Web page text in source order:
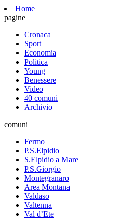
Home
pagine
Cronaca
Sport
Economia
Politica
Young
Benessere
Video
40 comuni
Archivio
comuni
Fermo
P.S.Elpidio
S.Elpidio a Mare
P.S.Giorgio
Montegranaro
Area Montana
Valdaso
Valtenna
Val d’Ete